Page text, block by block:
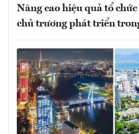
Nâng cao hiệu quả tổ
chủ trương phát triển